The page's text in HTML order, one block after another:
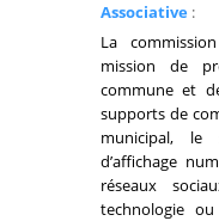
Associative :
La
mission de
commune et
supports de
municipal, le
d’affichage
réseaux
technologie